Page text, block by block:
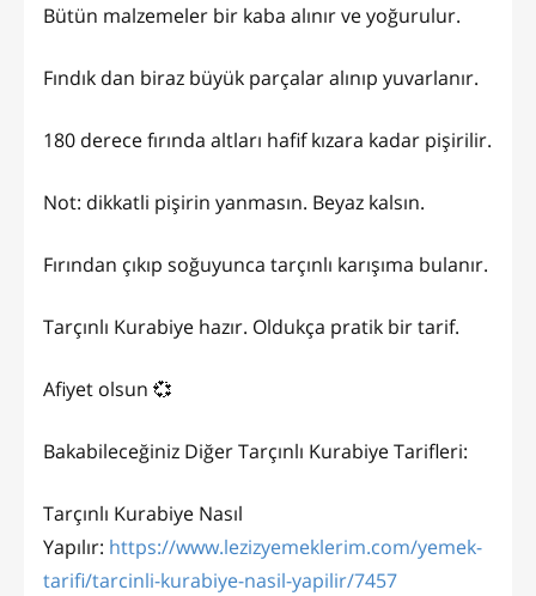
Bütün malzemeler bir kaba alınır ve yoğurulur.
Fındık dan biraz büyük parçalar alınıp yuvarlanır.
180 derece fırında altları hafif kızara kadar pişirilir.
Not: dikkatli pişirin yanmasın. Beyaz kalsın.
Fırından çıkıp soğuyunca tarçınlı karışıma bulanır.
Tarçınlı Kurabiye hazır. Oldukça pratik bir tarif.
Afiyet olsun 💞
Bakabileceğiniz Diğer Tarçınlı Kurabiye Tarifleri:
Tarçınlı Kurabiye Nasıl
Yapılır: https://www.lezizyemeklerim.com/yemek-
tarifi/tarcinli-kurabiye-nasil-yapilir/7457